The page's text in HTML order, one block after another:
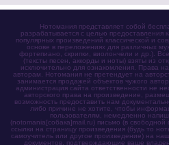
Нотомания представляет собой
разрабатывается с целью предоставления
популярных произведений классической и
основе в переложениях для различных
фортепиано, скрипки, виолончели и др.).
(тексты песен, аккорды и ноты) взяты из
исключительно для ознакомления. Права
авторам. Нотомания не претендует на
занимается продажей объектов чужого
администрация сайта ответственности не
авторского права на произведение,
возможность предоставить нам
либо причине не хотите, чтобы
пользователям, немедленно
(notomania[собака]mail.ru) письмо (в
ссылки на страницу произведения (будь то
самоучитель или другое произведение) на
документов, подтверждающие ваше